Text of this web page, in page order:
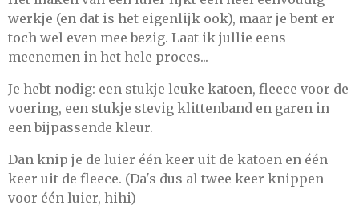
werkje (en dat is het eigenlijk ook), maar je bent er
toch wel even mee bezig. Laat ik jullie eens
meenemen in het hele proces...
Je hebt nodig: een stukje leuke katoen, fleece voor de
voering, een stukje stevig klittenband en garen in
een bijpassende kleur.
Dan knip je de luier één keer uit de katoen en één
keer uit de fleece. (Da's dus al twee keer knippen
voor één luier, hihi)